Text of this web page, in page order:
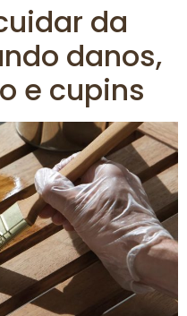
da
danos,
e cupins